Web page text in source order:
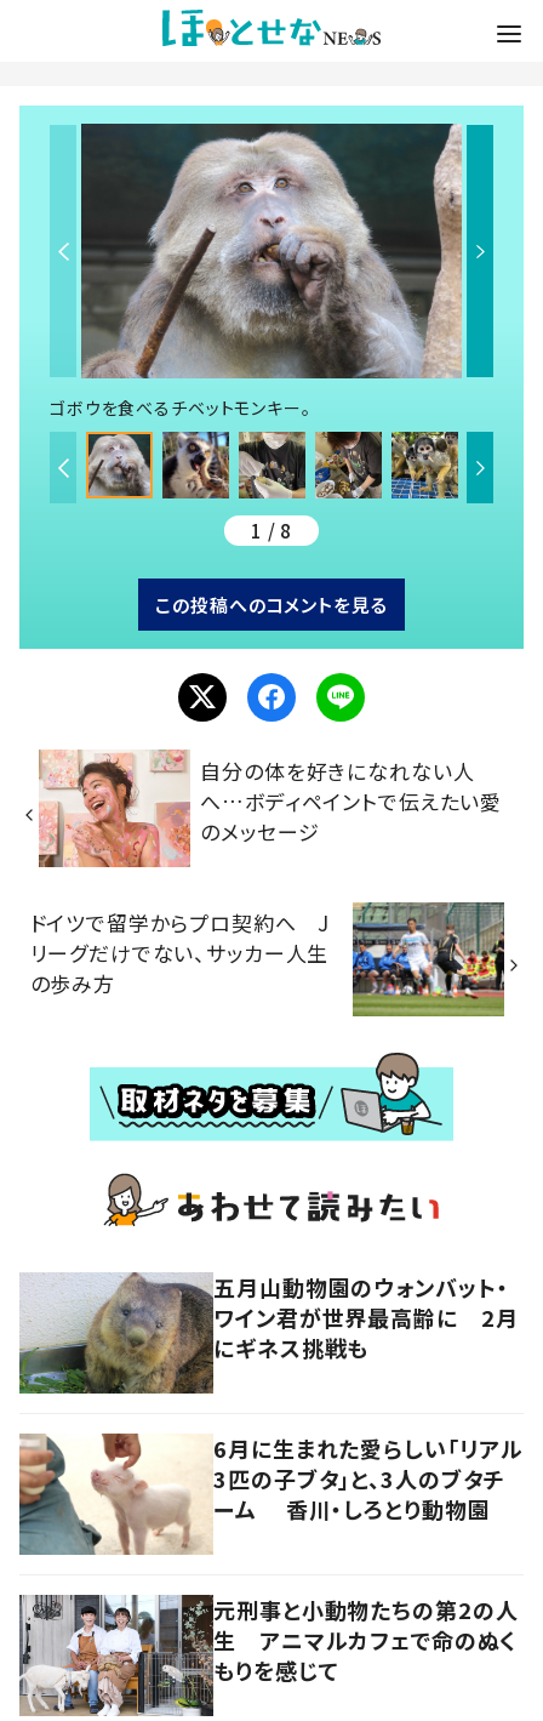
ゴボウを食べるチベットモンキー。
1 / 8
この投稿へのコメントを見る
自分の体を好きになれない人
へ…ボディペイントで伝えたい愛
のメッセージ
ドイツで留学からプロ契約へ J
リーグだけでない、サッカー人生
の歩み方
五月山動物園のウォンバット・
ワイン君が世界最高齢に 2月
にギネス挑戦も
6月に生まれた愛らしい「リアル
3匹の子ブタ」と、3人のブタチ
ーム 香川・しろとり動物園
元刑事と小動物たちの第2の人
生 アニマルカフェで命のぬく
もりを感じて